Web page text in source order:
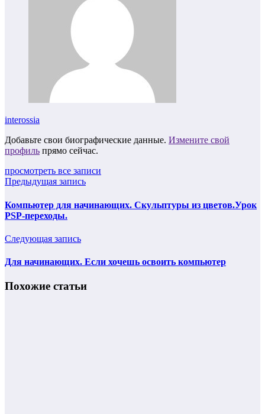
interossia
Добавьте свои биографические данные. Измените свой
профиль прямо сейчас.
просмотреть все записи
Предыдущая запись
Компьютер для начинающих. Скульптуры из цветов.Урок
PSP-переходы.
Следующая запись
Для начинающих. Если хочешь освоить компьютер
Похожие статьи